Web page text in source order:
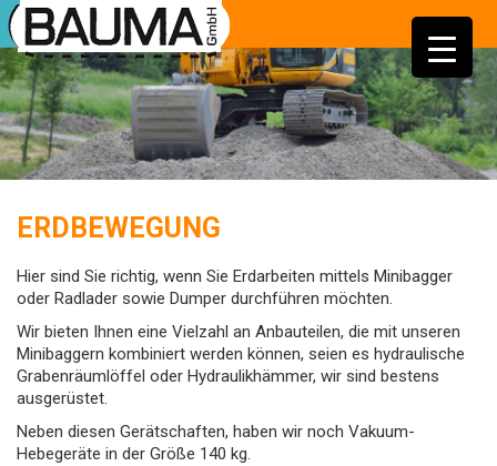
ERDBEWEGUNG
Hier sind Sie richtig, wenn Sie Erdarbeiten mittels Minibagger
oder Radlader sowie Dumper durchführen möchten.
Wir bieten Ihnen eine Vielzahl an Anbauteilen, die mit unseren
Minibaggern kombiniert werden können, seien es hydraulische
Grabenräumlöffel oder Hydraulikhämmer, wir sind bestens
ausgerüstet.
Neben diesen Gerätschaften, haben wir noch Vakuum-
Hebegeräte in der Größe 140 kg.